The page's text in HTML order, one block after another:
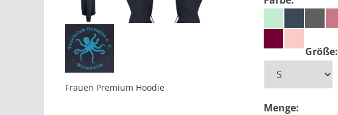
Frauen Premium Hoodie
Größe:
Menge: